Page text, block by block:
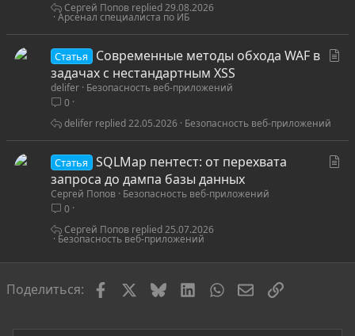
Арсенал специалиста по ИБ
29.08.2026
Сергей Попов
я
Статья
Современные методы обхода WAF в
задачах с нестандартным XSS
delifer Безопасность веб-приложений
0
Безопасность веб-приложений
22.05.2026
delifer
Статья
SQLMap пентест: от перехвата
запроса до дампа базы данных
Сергей Попов Безопасность веб-приложений
0
Безопасность веб-приложений
25.07.2026
Сергей Попов
Поделиться: FacebookBlueskyLinkedInWhatsAppЭлектронная
Ссылка